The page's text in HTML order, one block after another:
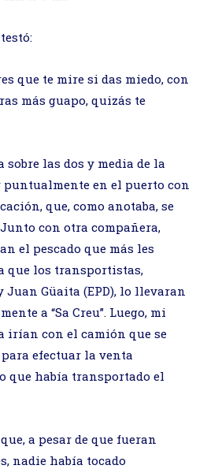
que te mire si das miedo, con
más guapo, quizás te
sobre las dos y media de la
puntualmente en el puerto con
que, como anotaba, se
con otra compañera,
el pescado que más les
que los transportistas,
Juan Güaita (EPD), lo llevaran
a “Sa Creu”. Luego, mi
irían con el camión que se
efectuar la venta
que había transportado el
a pesar de que fueran
nadie había tocado